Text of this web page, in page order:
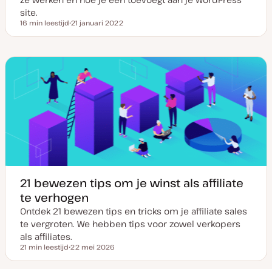
site.
Leestijd
16 min leestijd
a
u
u
p
d
a
t
e
21 januari 2022
21 bewezen tips om je winst als affiliate
te verhogen
Ontdek 21 bewezen tips en tricks om je affiliate sales
te vergroten. We hebben tips voor zowel verkopers
als affiliates.
Leestijd
21 min leestijd
a
22 mei 2026